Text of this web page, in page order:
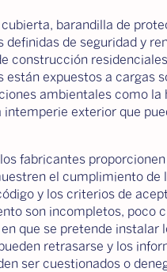
barandilla de
de seguridad y
construcción
expuestos a cargas
ambientales como la
exterior que
fabricantes
el cumplimiento de
y los criterios de
son incompletos, poco
que se pretende instalar
retrasarse y los
ser cuestionados o